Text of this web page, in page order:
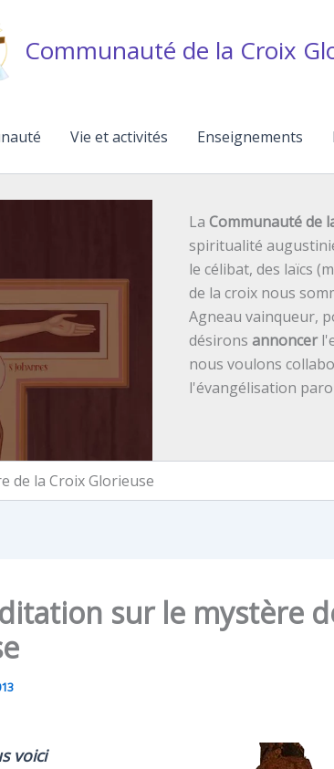
Communauté de la Croix
Vie et activités Enseignements
La Communauté de
spiritualité
le célibat, des laïcs
de la croix nous
Agneau vainqueur,
désirons annoncer
nous voulons
l'évangélisation
de la Croix Glorieuse
sur le mystère
voici